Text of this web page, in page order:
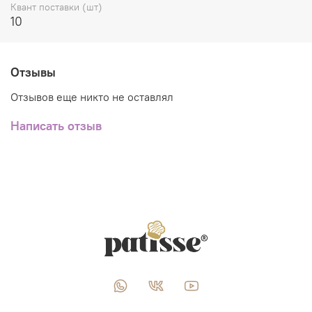
Квант поставки (шт)
10
Отзывы
Отзывов еще никто не оставлял
Написать отзыв